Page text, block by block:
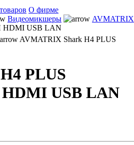
О фирме
Видеомикшеры
AVMATRIX
HDMI USB LAN
AVMATRIX Shark H4 PLUS
PLUS
USB LAN